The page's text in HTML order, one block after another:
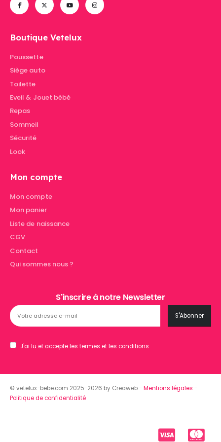
Boutique Vetelux
Poussette
Siège auto
Toilette
Eveil & Jouet bébé
Repas
Sommeil
Sécurité
Look
Mon compte
Mon compte
Mon panier
Liste de naissance
CGV
Contact
Qui sommes nous ?
S'inscrire à notre Newsletter
J'ai lu et accepte les termes et les conditions
© vetelux-bebe.com 2025-2026 by Creaweb -Mentions légales -
Politique de confidentialité